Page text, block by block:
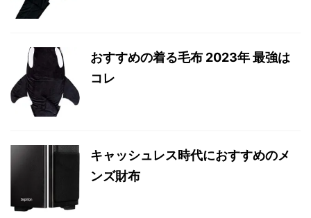
おすすめの着る毛布 2023年 最強は
コレ
キャッシュレス時代におすすめのメ
ンズ財布